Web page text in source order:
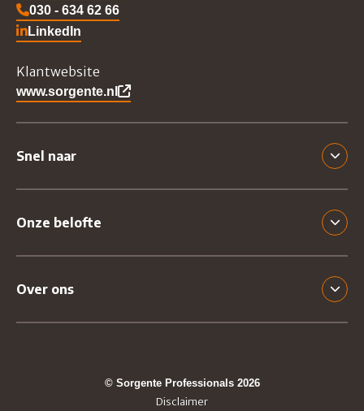
030 - 634 62 66
Ga naar Sorgente's LinkedIn
LinkedIn
Klantwebsite
www.sorgente.nl
Snel naar
Onze belofte
Over ons
© Sorgente Professionals 2026
Disclaimer